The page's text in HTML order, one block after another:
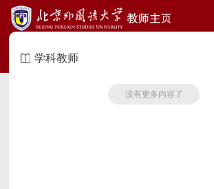
学科教师
没有更多内容了